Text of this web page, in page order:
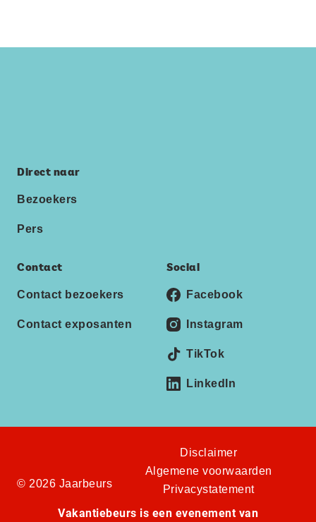
Direct naar
Bezoekers
Pers
Contact
Contact bezoekers
Contact exposanten
Social
Facebook
Instagram
TikTok
LinkedIn
© 2026 Jaarbeurs
Disclaimer
Algemene voorwaarden
Privacystatement
Vakantiebeurs is een evenement van